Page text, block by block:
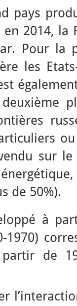
pays
en 2014, la
Pour la
les
sur
de 50%).
à
1970)
de